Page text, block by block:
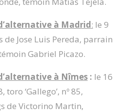
à Madrid: le 9
de Jose Luis Pereda, parrain
Gabriel Picazo.
à Nîmes: le 16
‘Gallego’, nº 85,
de Victorino Martin,